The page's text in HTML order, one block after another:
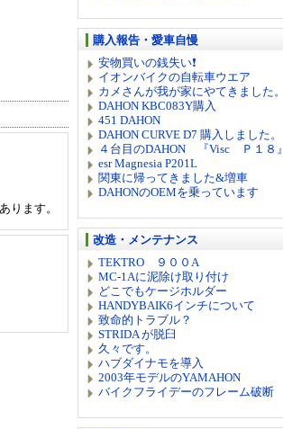
ります。
購入報告・愛車自慢
安物買いの銭失い❗
イオンバイクの自転車ウエア
カメさんが我が家にやてきました。
DAHON KBC083Y購入
451 DAHON
DAHON CURVE D7 購入しました。
４台目のDAHON 『Visc Ｐ１８』
esr Magnesia P201L
関東に帰ってきました&増車
DAHONのOEMを乗っています
改造・メンテナンス
TEKTRO ９００A
MC-1Aに泥除け取り付け
どこでもケージホルダー
HANDYBAIK6インチについて
致命的トラブル？
STRIDA が脱臼
久々です。
ハブダイナモを導入
2003年モデルのYAMAHON
バイクフライデーのフレーム破断